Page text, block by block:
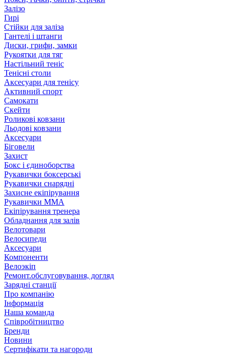
Залізо
Гирі
Стійки для заліза
Гантелі і штанги
Диски, грифи, замки
Рукоятки для тяг
Настільний теніс
Тенісні столи
Аксесуари для тенісу
Активний спорт
Самокати
Скейти
Роликові ковзани
Льодові ковзани
Аксесуари
Біговели
Захист
Бокс і єдиноборства
Рукавички боксерські
Рукавички снарядні
Захисне екіпірування
Рукавички ММА
Екіпірування тренера
Обладнання для залів
Велотовари
Велосипеди
Аксесуари
Компоненти
Велоэкіп
Ремонт.обслуговування, догляд
Зарядні станції
Про компанію
Інформація
Наша команда
Співробітництво
Бренди
Новини
Сертифікати та нагороди